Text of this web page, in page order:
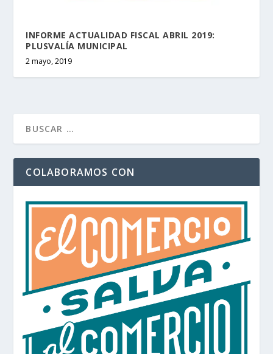
INFORME ACTUALIDAD FISCAL ABRIL 2019:
PLUSVALÍA MUNICIPAL
2 mayo, 2019
COLABORAMOS CON